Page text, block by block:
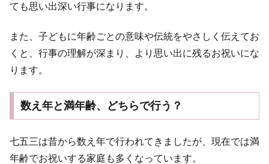
ても思い出深い行事になります。
また、子どもに年齢ごとの意味や伝統をやさしく伝えてお
くと、行事の理解が深まり、より思い出に残るお祝いにな
ります。
数え年と満年齢、どちらで行う？
七五三は昔から数え年で行われてきましたが、現在では満
年齢でお祝いする家庭も多くなっています。